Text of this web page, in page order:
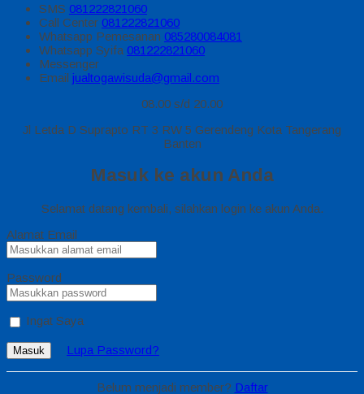
SMS 081222821060
Call Center 081222821060
Whatsapp Pemesanan 085280084081
Whatsapp Syifa 081222821060
Messenger
Email jualtogawisuda@gmail.com
08.00 s/d 20.00
Jl Letda D Suprapto RT 3 RW 5 Gerendeng Kota Tangerang
Banten
Masuk ke akun Anda
Selamat datang kembali, silahkan login ke akun Anda.
Alamat Email
Password
Ingat Saya
Masuk Lupa Password?
Belum menjadi member? Daftar